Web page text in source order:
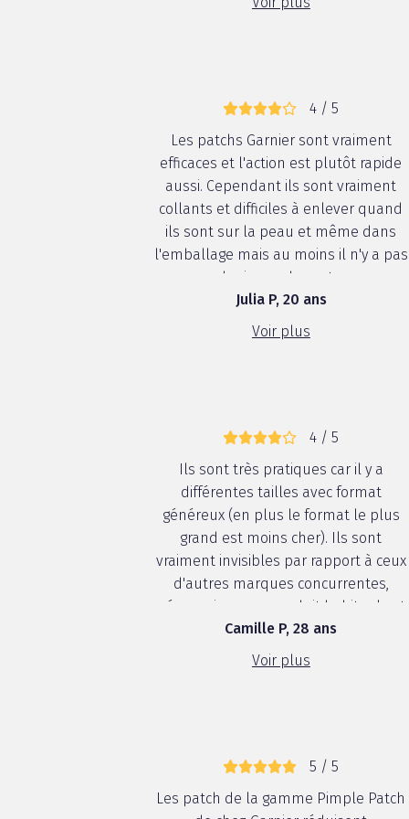
4 / 5
Les patchs Garnier sont vraiment
efficaces et l'action est plutôt rapide
aussi. Cependant ils sont vraiment
collants et difficiles à enlever quand
ils sont sur la peau et même dans
l'emballage mais au moins il n'y a pas
de risque de perte.
Julia P, 20 ans
Voir plus
4 / 5
Ils sont très pratiques car il y a
différentes tailles avec format
généreux (en plus le format le plus
grand est moins cher). Ils sont
vraiment invisibles par rapport à ceux
d'autres marques concurrentes,
néanmoins mon produit habituel est
plus efficace que ce dernier donc je ne
le rachèterai pas. En effet, si j'ai un
petit bouton en une nuit il va le fai...
Camille P, 28 ans
Voir plus
5 / 5
Les patch de la gamme Pimple Patch